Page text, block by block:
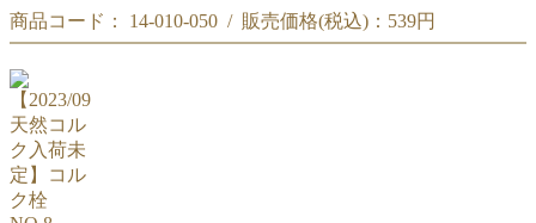
平底試験管リム付 40X130
商品コード： 14-010-050 / 販売価格(税込)： 539円
平底試験管リム付 40X130